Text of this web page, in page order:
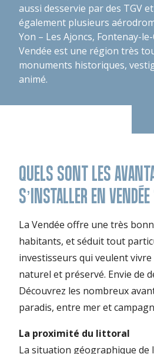
aussi desservie par des TGV et
également plusieurs
Yon – Les Ajoncs, Fontenay-
Vendée est une région très
monuments historiques,
animé.
QUELS SONT LES
S’INSTALLER EN
La Vendée offre une très
habitants, et séduit tout
investisseurs qui veulent vivre
naturel et préservé. Envie de
Découvrez les nombreux
paradis, entre mer et
La proximité du littoral
La situation géographique de